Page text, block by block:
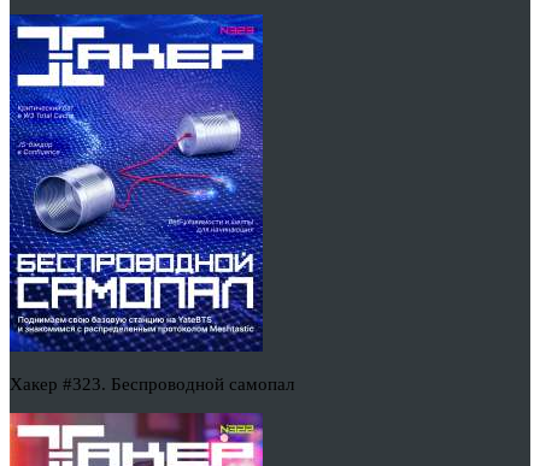
Хакер #323. Беспроводной самопал